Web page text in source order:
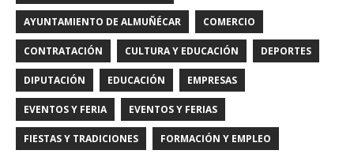
AYUNTAMIENTO DE ALMUÑÉCAR COMERCIO
CONTRATACIÓN CULTURA Y EDUCACIÓN DEPORTES
DIPUTACIÓN EDUCACIÓN EMPRESAS
EVENTOS Y FERIA EVENTOS Y FERIAS
FIESTAS Y TRADICIONES FORMACIÓN Y EMPLEO